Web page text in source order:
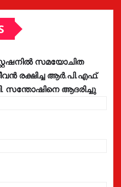
സമയോചിത
രക്ഷിച്ച ആർ.പി.എഫ്.
സന്തോഷിനെ ആദരിച്ചു